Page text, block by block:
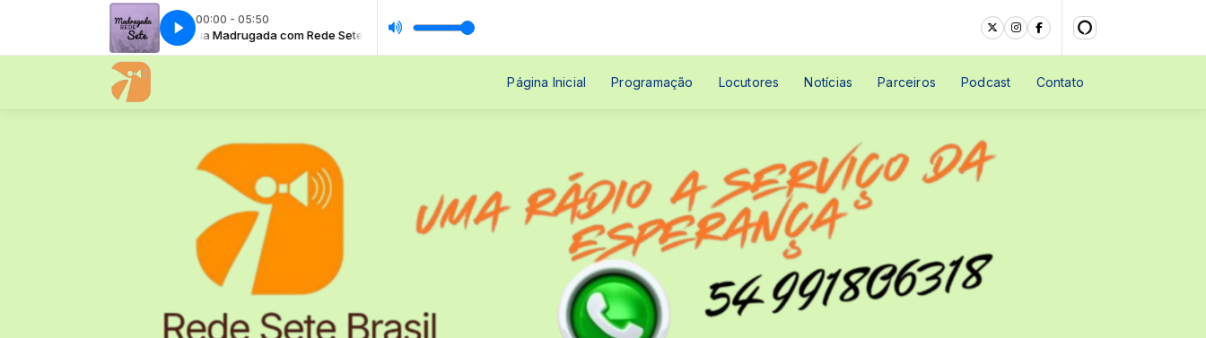
00:00 - 05:50
A Sua Madrugada com Rede Sete Brasil A Sua Madrugada com Rede Sete Brasil
Página Inicial Programação Locutores Notícias Parceiros Podcast Contato